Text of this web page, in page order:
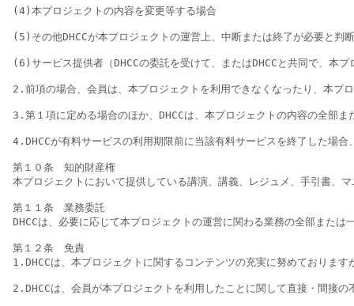
(4)本プロジェクトの内容を変更等する場合
(5)その他DHCCが本プロジェクトの運営上、中断または終了が必要と判
(6)サービス提供者（DHCCの委託を受けて、またはDHCCと共同で、本
2.前項の場合、会員は、本プロジェクトを利用できなくなったり、本プ
3.第１項に定める場合のほか、DHCCは、本プロジェクトの内容の全部
4.DHCCが有料サービスの利用期限前に当該有料サービスを終了した場
第１０条　知的財産権
本プロジェクトにおいて提供している講演、講義、レジュメ、手引書、
第１１条　業務委託
DHCCは、必要に応じて本プロジェクトの運営に関わる業務の全部また
第１２条　免責
1.DHCCは、本プロジェクトに関するコンテンツの充実に努めておりま
2.DHCCは、会員が本プロジェクトを利用したことに関して直接・間接